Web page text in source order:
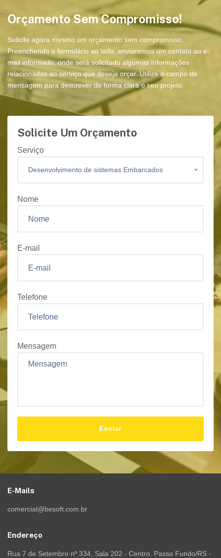
Orçamento Sem Compromisso!
Solicite agora mesmo um orçamento sem compromisso.
Preenchendo o formulário ao lado, enviaremos um contato ao e-
mail informado, onde será solicitado algumas informações
relacionadas ao serviço que deseja orçar. Utilize o campo de
mensagem para descrever de forma clara o seu projeto
Solicite Um Orçamento
Serviço
Desenvolvimento de sistemas Embarcados
Nome
E-mail
Telefone
Mensagem
Enviar
E-Mails
comercial@besoft.com.br
Endereço
Rua 7 de Setembro nº 334, Sala 202 - Centro. Passo Fundo/RS -